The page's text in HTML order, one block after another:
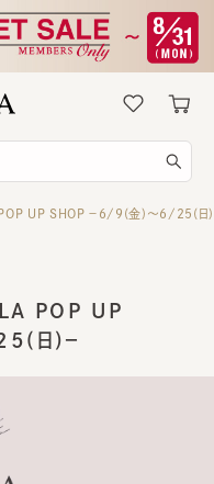
UP SHOP －6/9(金)～6/25(日)
POP UP
日)－